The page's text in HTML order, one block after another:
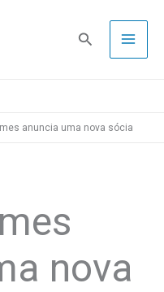
Pesquisa
anuncia uma nova sócia
nova